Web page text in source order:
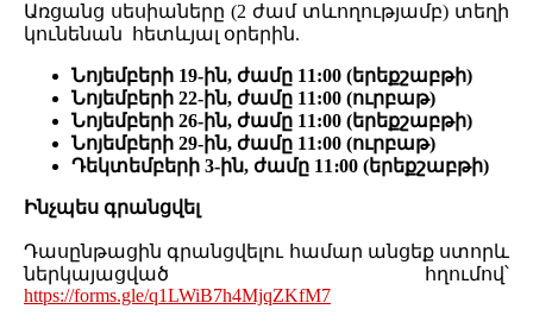
Առցանց սեսիաները (2 ժամ տևողությամբ) տեղի
կունենան հետևյալ օրերին.
Նոյեմբերի 19-ին, ժամը 11:00 (երեքշաբթի)
Նոյեմբերի 22-ին, ժամը 11:00 (ուրբաթ)
Նոյեմբերի 26-ին, ժամը 11:00 (երեքշաբթի)
Նոյեմբերի 29-ին, ժամը 11:00 (ուրբաթ)
Դեկտեմբերի 3-ին, ժամը 11։00 (երեքշաբթի)
Ինչպես գրանցվել
Դասընթացին գրանցվելու համար անցեք ստորև
ներկայացված հղումով՝
https://forms.gle/q1LWiB7h4MjqZKfM7